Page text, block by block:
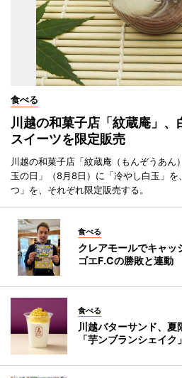
食べる
川越の和菓子店「紋蔵庵」、
スイーツを限定販売
川越の和菓子店「紋蔵庵（もんぞうあん
玉の日」（8月8日）に「冷やし白玉」
つ」を、それぞれ限定販売する。
食べる
クレアモールでキャ
ゴエF.Cの勝敗と連動
食べる
川越バターサンド、
「芋ンブランシェイク